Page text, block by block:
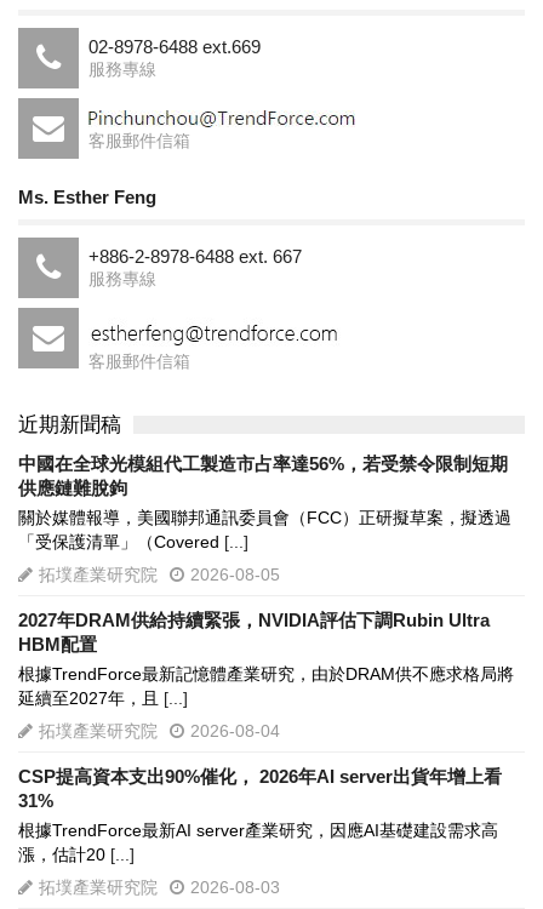
02-8978-6488 ext.669
服務專線
客服郵件信箱
Ms. Esther Feng
+886-2-8978-6488 ext. 667
服務專線
客服郵件信箱
近期新聞稿
中國在全球光模組代工製造市占率達56%，若受禁令限制短期
供應鏈難脫鉤
關於媒體報導，美國聯邦通訊委員會（FCC）正研擬草案，擬透過
「受保護清單」（Covered [...]
拓墣產業研究院
2026-08-05
2027年DRAM供給持續緊張，NVIDIA評估下調Rubin Ultra
HBM配置
根據TrendForce最新記憶體產業研究，由於DRAM供不應求格局將
延續至2027年，且 [...]
拓墣產業研究院
2026-08-04
CSP提高資本支出90%催化， 2026年AI server出貨年增上看
31%
根據TrendForce最新AI server產業研究，因應AI基礎建設需求高
漲，估計20 [...]
拓墣產業研究院
2026-08-03